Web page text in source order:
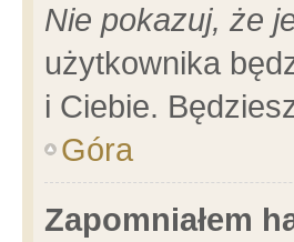
Nie pokazuj, że
użytkownika
i Ciebie.
Góra
Zapomniałem